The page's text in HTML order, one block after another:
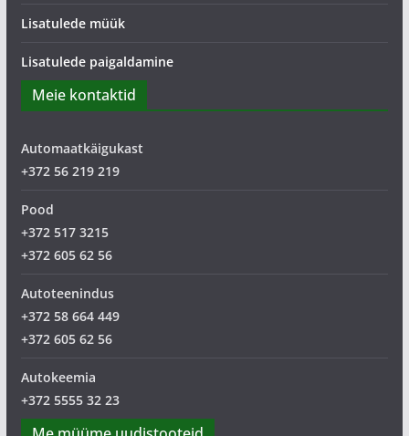
Lisatulede müük
Lisatulede paigaldamine
Meie kontaktid
Automaatkäigukast
+372 56 219 219
Pood
+372 517 3215
+372 605 62 56
Autoteenindus
+372 58 664 449
+372 605 62 56
Autokeemia
+372 5555 32 23